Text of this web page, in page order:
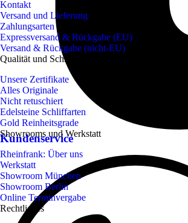
Kontakt
Versand und Lieferung
Zahlungsarten
Expressversand & Rückgabe (EU)
Versand & Rückgabe (nicht-EU)
Qualität und Schmuckwissen
Unsere Zertifikate
Alles Originale
Nicht retuschiert
Edelsteine Schliffarten
Gold Reinheitsgrade
Showrooms und Werkstatt
Rheinfrank: Über uns
Werkstatt
Showroom München
Showroom Berlin
Online Terminvergabe
Rechtliches
Kundenservice